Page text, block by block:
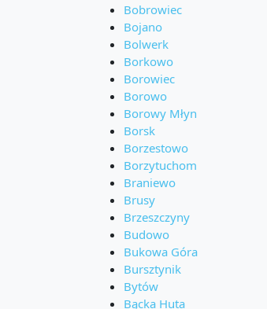
Bobrowiec
Bojano
Bolwerk
Borkowo
Borowiec
Borowo
Borowy Młyn
Borsk
Borzestowo
Borzytuchom
Braniewo
Brusy
Brzeszczyny
Budowo
Bukowa Góra
Bursztynik
Bytów
Bącka Huta